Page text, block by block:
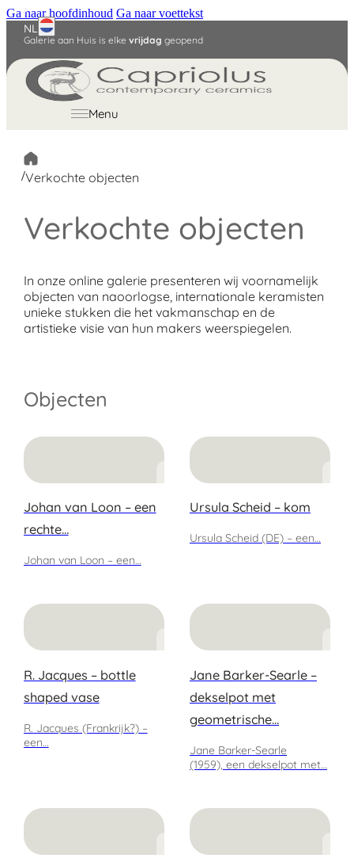
Ga naar hoofdinhoud Ga naar voettekst
Galerie aan Huis is elke vrijdag geopend
NL
Menu
/Verkochte objecten
Verkochte objecten
In onze online galerie presenteren wij voornamelijk
objecten van naoorlogse, internationale keramisten
unieke stukken die het vakmanschap en de
artistieke visie van hun makers weerspiegelen.
Objecten
Johan van Loon – een
rechte…
Johan van Loon – een…
Ursula Scheid – kom
Ursula Scheid (DE) – een…
R. Jacques – bottle
shaped vase
R. Jacques (Frankrijk?) –
een…
Jane Barker-Searle –
dekselpot met
geometrische…
Jane Barker-Searle
(1959), een dekselpot met…